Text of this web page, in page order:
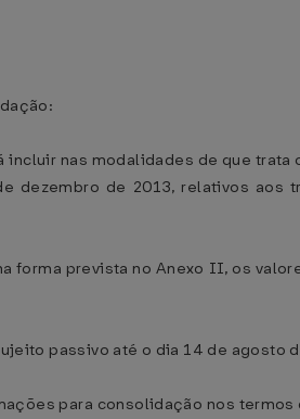
nas modalidades de que trata
dezembro de 2013, relativos aos
forma prevista no Anexo II, os
passivo até o dia 14 de agosto
para consolidação nos termos